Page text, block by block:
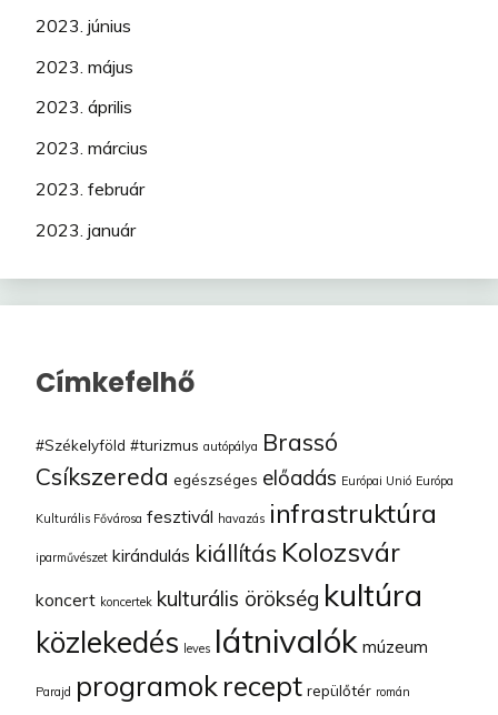
2023. június
2023. május
2023. április
2023. március
2023. február
2023. január
Címkefelhő
#Székelyföld #turizmus autópálya Brassó
Csíkszereda egészséges előadás Európai Unió Európa
Kulturális Fővárosa fesztivál havazás infrastruktúra
iparművészet kirándulás kiállítás Kolozsvár
koncert koncertek kulturális örökség kultúra
közlekedés leves látnivalók múzeum
Parajd programokrecept repülőtér román